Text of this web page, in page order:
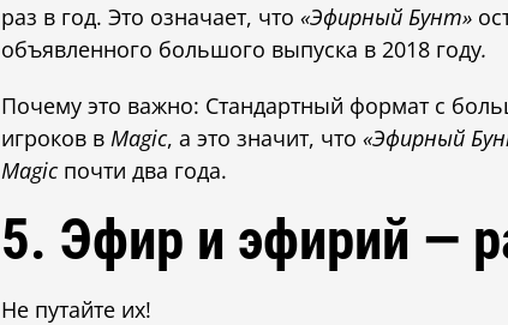
раз в год. Это означает, что «Эфирный Бунт»
объявленного большого выпуска в 2018 году.
Почему это важно: Стандартный формат с
игроков в Magic, а это значит, что «Эфирный
Magicпочти два года.
5. Эфир и эфирий —
Не путайте их!